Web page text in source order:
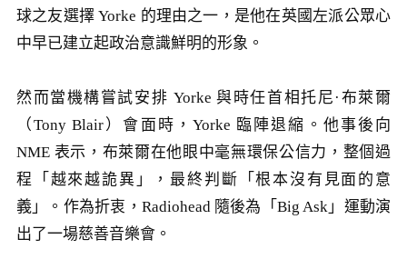
球之友選擇 Yorke 的理由之一，是他在英國左派公眾心
中早已建立起政治意識鮮明的形象。
然而當機構嘗試安排 Yorke 與時任首相托尼·布萊爾
（Tony Blair）會面時，Yorke 臨陣退縮。他事後向
NME 表示，布萊爾在他眼中毫無環保公信力，整個過
程「越來越詭異」，最終判斷「根本沒有見面的意
義」。作為折衷，Radiohead 隨後為「Big Ask」運動演
出了一場慈善音樂會。